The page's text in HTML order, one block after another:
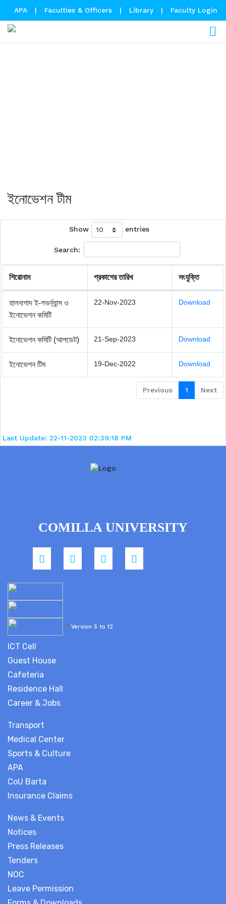
APA | Faculties & Officers | Library | Faculty Login
ইনোভেশন টীম
Show entries
Search:
শিরোনাম প্রকাশের তারিখ সংযুক্তি
হালনাগাদ ই-গভর্ন্যান্স ও
ইনোভেশন কমিটি
22-Nov-2023 Download
ইনোভেশন কমিটি (আপডেট) 21-Sep-2023 Download
ইনোভেশন টিম 19-Dec-2022 Download
Previous 1 Next
Last Update: 22-11-2023 02:39:18 PM
News & Events
Notices
Press Releases
Tenders
NOC
Leave Permission
COMILLA UNIVERSITY
* Version 5 to 12
ICT Cell
Guest House
Cafeteria
Residence Hall
Career & Jobs
Transport
Medical Center
Sports & Culture
APA
CoU Barta
Insurance Claims